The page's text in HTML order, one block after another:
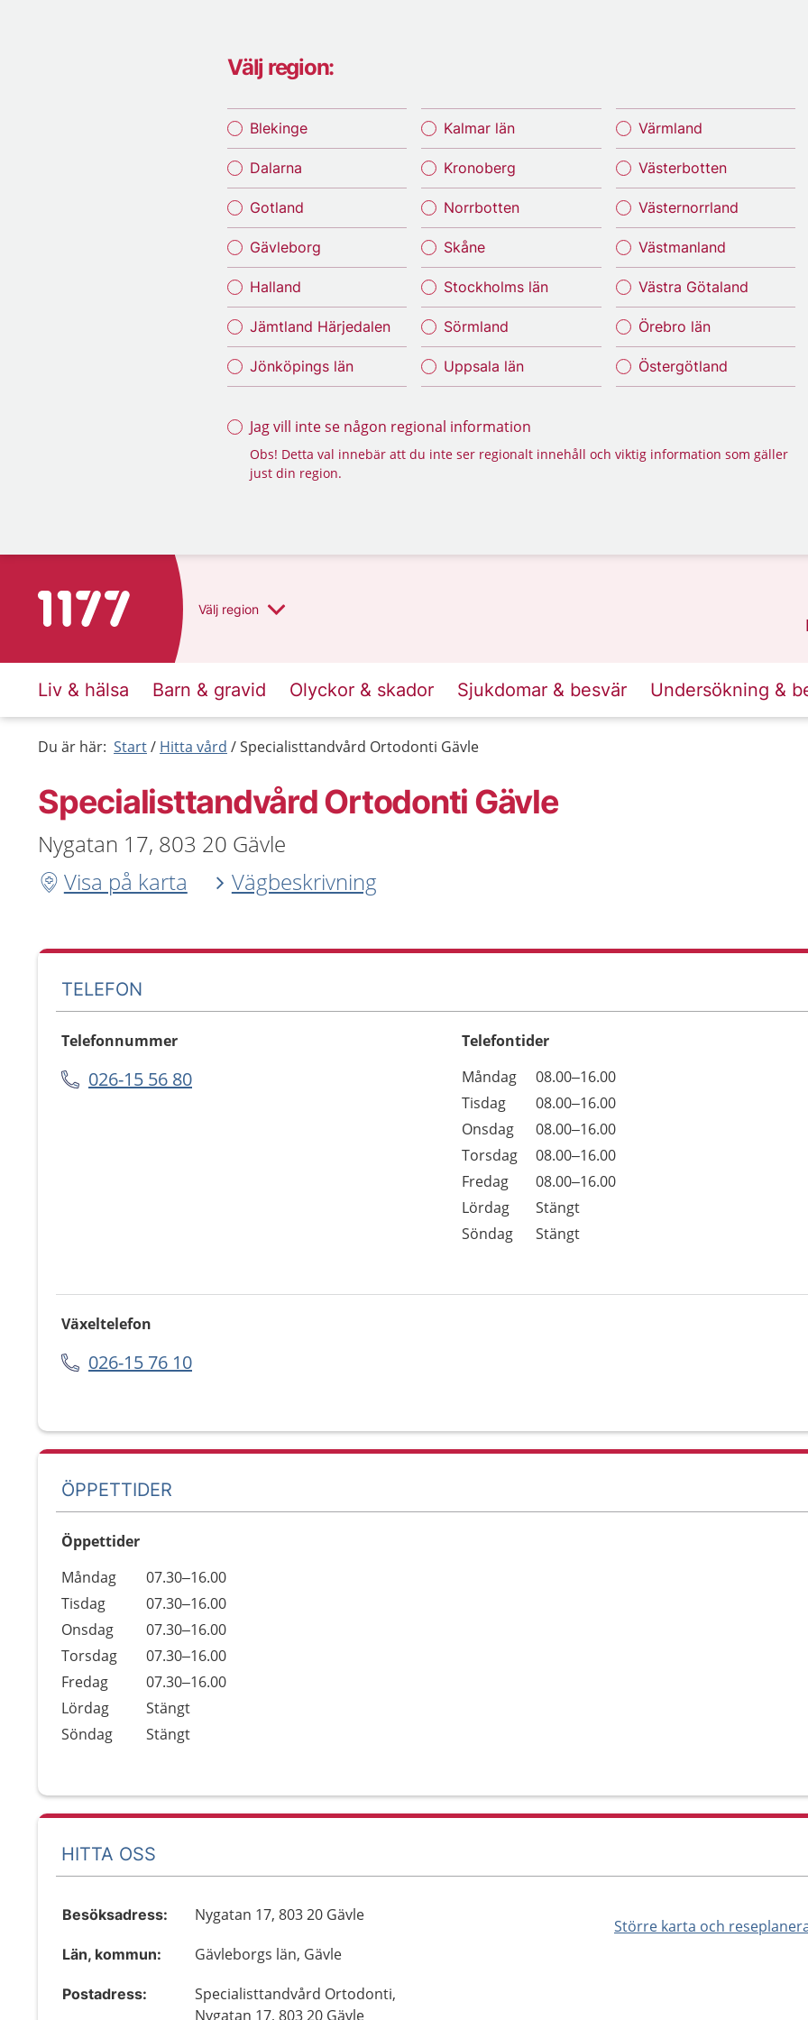
Välj region:
Blekinge
Dalarna
Gotland
Gävleborg
Halland
Jämtland Härjedalen
Jönköpings län
Kalmar län
Kronoberg
Norrbotten
Skåne
Stockholms län
Sörmland
Uppsala län
Värmland
Västerbotten
Västernorrland
Västmanland
Västra Götaland
Örebro län
Östergötland
Jag vill inte se någon regional information
Obs! Detta val innebär att du inte ser regionalt innehåll och viktig information som gäller
just din region.
Till startsidan för 1177 Välj region
Liv & hälsa Barn & gravid Olyckor & skador Sjukdomar & besvär Undersökning &
Du är här: Start Hitta vård Specialisttandvård Ortodonti Gävle
Specialisttandvård Ortodonti Gävle
Nygatan 17, 803 20 Gävle
Visa på karta
Vägbeskrivning
TELEFON
Telefonnummer
026-15 56 80
Telefontider
Dag
Öppettider
Kommentarer
Måndag
08.00–16.00
Tisdag
08.00–16.00
Onsdag
08.00–16.00
Torsdag
08.00–16.00
Fredag
08.00–16.00
Lördag
Stängt
Söndag
Stängt
Växeltelefon
026-15 76 10
ÖPPETTIDER
Öppettider
Dag
Öppettider
Kommentarer
Måndag
07.30–16.00
Tisdag
07.30–16.00
Onsdag
07.30–16.00
Torsdag
07.30–16.00
Fredag
07.30–16.00
Lördag
Stängt
Söndag
Stängt
HITTA OSS
Större karta och
Besöksadress: Nygatan 17, 803 20 Gävle
Län, kommun: Gävleborgs län, Gävle
Postadress:
Specialisttandvård Ortodonti,
Nygatan 17, 803 20 Gävle